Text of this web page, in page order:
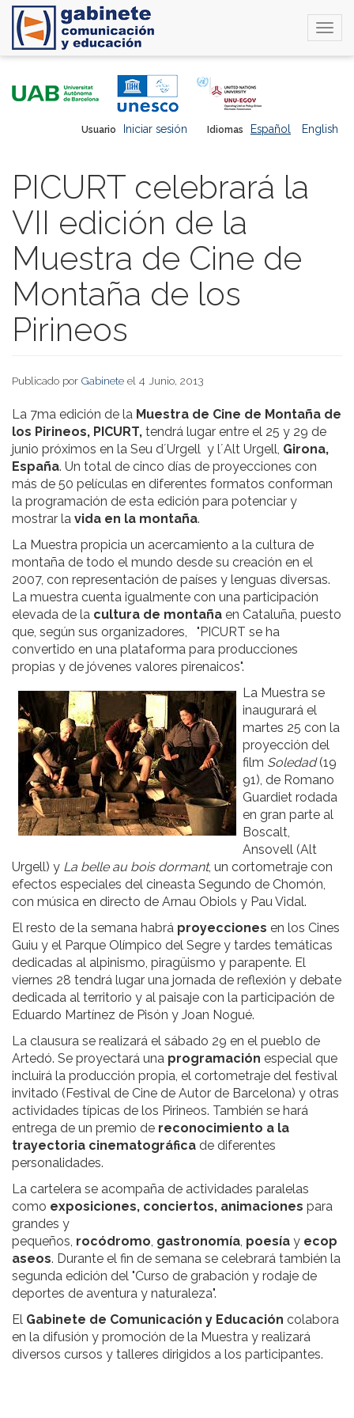
Idiomas Español English
Usuario Iniciar sesión
PICURT celebrará la
VII edición de la
Muestra de Cine de
Montaña de los
Pirineos
Publicado por Gabinete el 4 Junio, 2013
La 7ma edición de la Muestra de Cine de Montaña de
los Pirineos, PICURT, tendrá lugar entre el 25 y 29 de
junio próximos en la Seu d´Urgell y l´Alt Urgell, Girona,
España. Un total de cinco días de proyecciones con
más de 50 películas en diferentes formatos conforman
la programación de esta edición para potenciar y
mostrar la vida en la montaña.
La Muestra propicia un acercamiento a la cultura de
montaña de todo el mundo desde su creación en el
2007, con representación de países y lenguas diversas.
La muestra cuenta igualmente con una participación
elevada de la cultura de montaña en Cataluña, puesto
que, según sus organizadores, "PICURT se ha
convertido en una plataforma para producciones
propias y de jóvenes valores pirenaicos".
La Muestra se
inaugurará el
martes 25 con la
proyección del
film Soledad(19
91), de Romano
Guardiet rodada
en gran parte al
Boscalt,
Ansovell (Alt
Urgell) y La belle au bois dormant, un cortometraje con
efectos especiales del cineasta Segundo de Chomón,
con música en directo de Arnau Obiols y Pau Vidal.
El resto de la semana habrá proyecciones en los Cines
Guiu y el Parque Olímpico del Segre y tardes temáticas
dedicadas al alpinismo, piragüismo y parapente. El
viernes 28 tendrá lugar una jornada de reflexión y debate
dedicada al territorio y al paisaje con la participación de
Eduardo Martínez de Pisón y Joan Nogué.
La clausura se realizará el sábado 29 en el pueblo de
Artedó. Se proyectará una programación especial que
incluirá la producción propia, el cortometraje del festival
invitado (Festival de Cine de Autor de Barcelona) y otras
actividades típicas de los Pirineos. También se hará
entrega de un premio de reconocimiento a la
trayectoria cinematográfica de diferentes
personalidades.
La cartelera se acompaña de actividades paralelas
como exposiciones, conciertos, animaciones para
grandes y
pequeños, rocódromo, gastronomía, poesía y ecop
aseos. Durante el fin de semana se celebrará también la
segunda edición del "Curso de grabación y rodaje de
deportes de aventura y naturaleza".
El Gabinete de Comunicación y Educación colabora
en la difusión y promoción de la Muestra y realizará
diversos cursos y talleres dirigidos a los participantes.